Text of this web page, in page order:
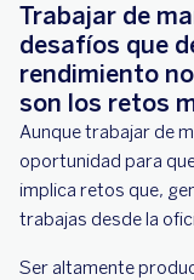
Trabajar de
desafíos que
rendimiento
son los retos
Aunque trabajar de
oportunidad para
implica retos que,
trabajas desde la
Ser altamente